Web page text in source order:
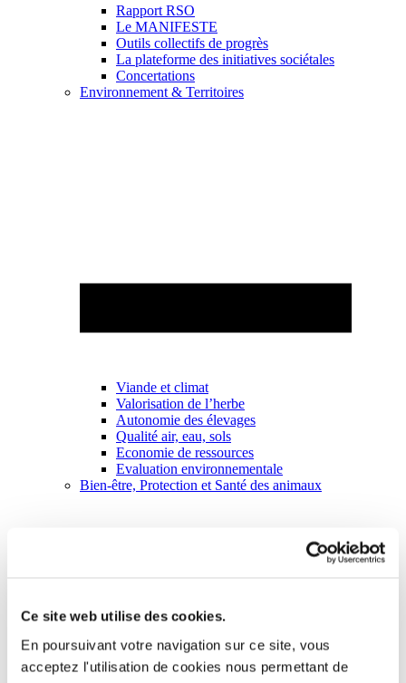
Ce site web utilise des cookies.
En poursuivant votre navigation sur ce site, vous
acceptez l'utilisation de cookies nous permettant de
Rapport RSO
Le MANIFESTE
Outils collectifs de progrès
La plateforme des initiatives sociétales
Concertations
Environnement & Territoires
Viande et climat
Valorisation de l’herbe
Autonomie des élevages
Qualité air, eau, sols
Economie de ressources
Evaluation environnementale
Bien-être, Protection et Santé des animaux